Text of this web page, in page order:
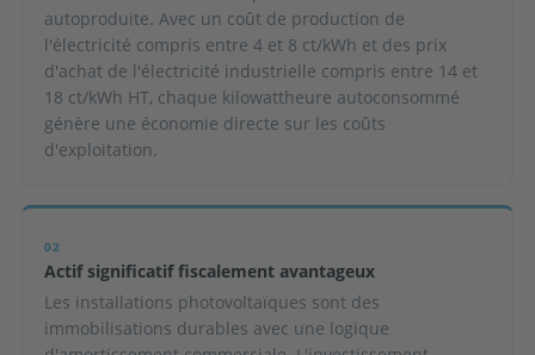
autoproduite. Avec un coût de production de
l'électricité compris entre 4 et 8 ct/kWh et des prix
d'achat de l'électricité industrielle compris entre 14 et
18 ct/kWh HT, chaque kilowattheure autoconsommé
génère une économie directe sur les coûts
d'exploitation.
02
Actif significatif fiscalement avantageux
Les installations photovoltaïques sont des
immobilisations durables avec une logique